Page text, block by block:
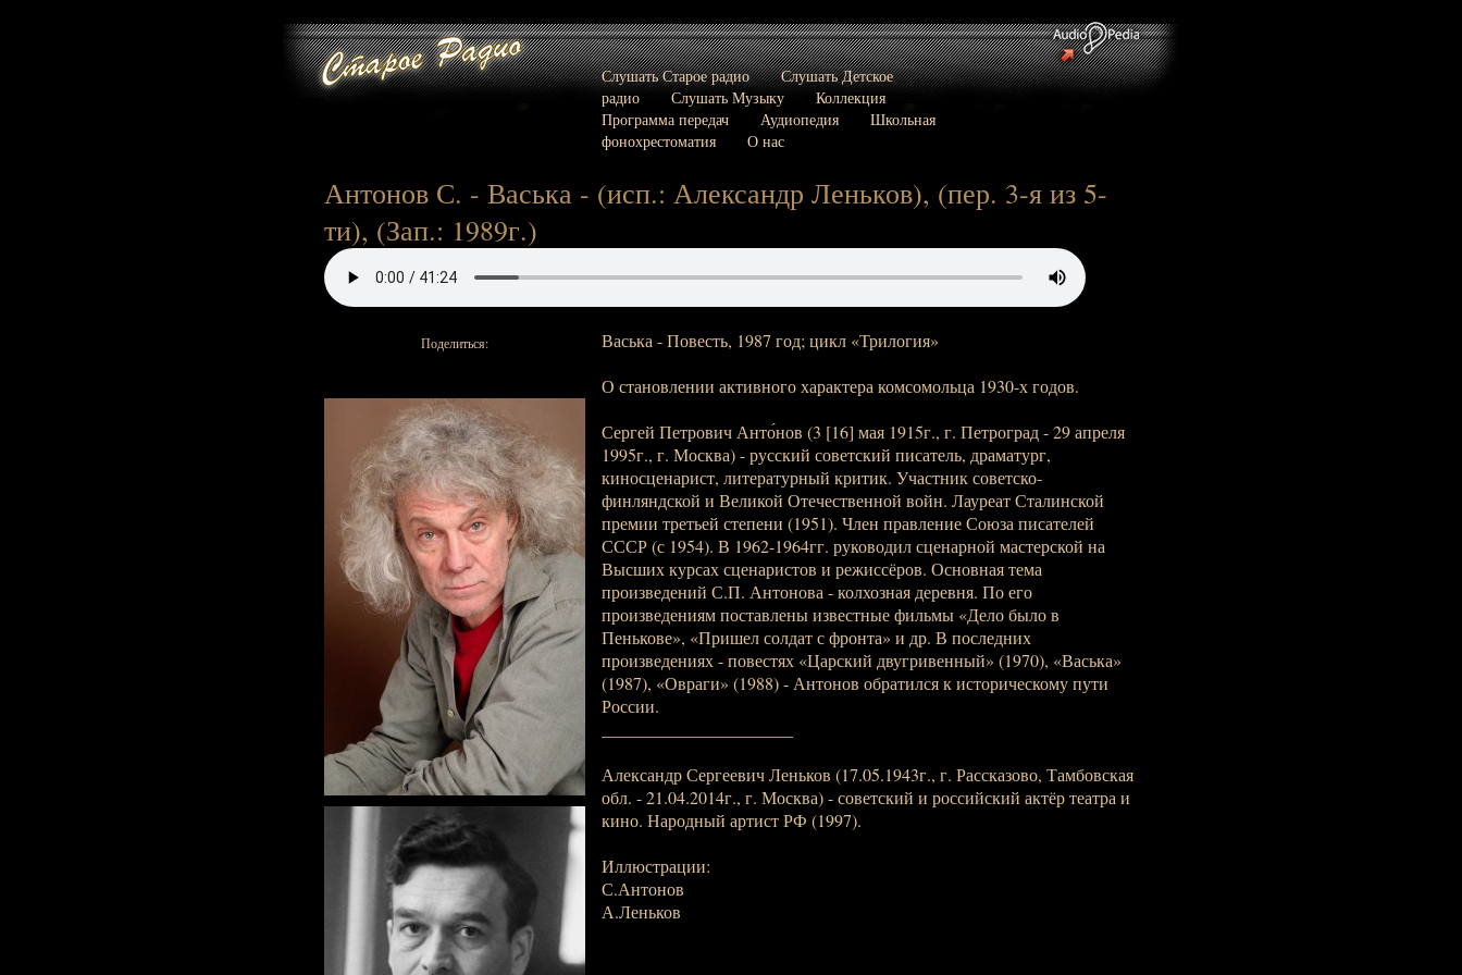
Слушать Старое радио
Слушать Детское
радио
Слушать Музыку
Коллекция
Программа передач
Аудиопедия
Школьная
фонохрестоматия
О нас
Антонов С. - Васька - (исп.: Александр Леньков), (пер. 3-я из 5-
ти), (Зап.: 1989г.)
Поделиться:
Васька - Повесть, 1987 год; цикл «Трилогия»
О становлении активного характера комсомольца 1930-х годов.
Сергей Петрович Анто́нов (3 [16] мая 1915г., г. Петроград - 29 апреля
1995г., г. Москва) - русский советский писатель, драматург,
киносценарист, литературный критик. Участник советско-
финляндской и Великой Отечественной войн. Лауреат Сталинской
премии третьей степени (1951). Член правление Союза писателей
СССР (с 1954). В 1962-1964гг. руководил сценарной мастерской на
Высших курсах сценаристов и режиссёров. Основная тема
произведений С.П. Антонова - колхозная деревня. По его
произведениям поставлены известные фильмы «Дело было в
Пенькове», «Пришел солдат с фронта» и др. В последних
произведениях - повестях «Царский двугривенный» (1970), «Васька»
(1987), «Овраги» (1988) - Антонов обратился к историческому пути
России.
Александр Сергеевич Леньков (17.05.1943г., г. Рассказово, Тамбовская
обл. - 21.04.2014г., г. Москва) - советский и российский актёр театра и
кино. Народный артист РФ (1997).
Иллюстрации:
С.Антонов
А.Леньков